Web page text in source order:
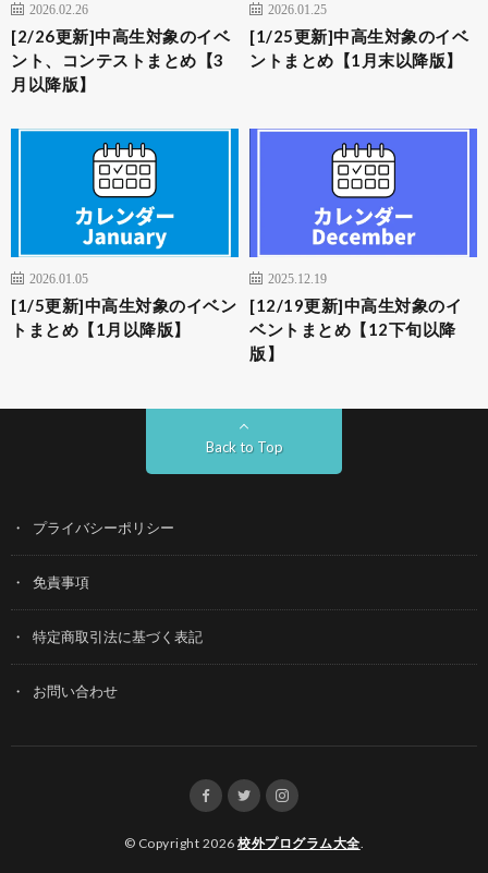
2026.02.26
[2/26更新]中高生対象のイベ
ント、コンテストまとめ【3
月以降版】
2026.01.25
[1/25更新]中高生対象のイベ
ントまとめ【1月末以降版】
2026.01.05
[1/5更新]中高生対象のイベン
トまとめ【1月以降版】
2025.12.19
[12/19更新]中高生対象のイ
ベントまとめ【12下旬以降
版】
Back to Top
プライバシーポリシー
免責事項
特定商取引法に基づく表記
お問い合わせ
© Copyright 2026校外プログラム大全